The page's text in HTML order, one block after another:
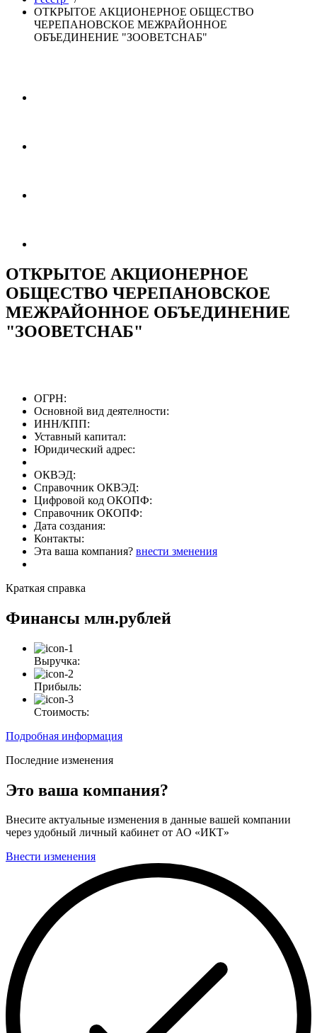
ОТКРЫТОЕ АКЦИОНЕРНОЕ ОБЩЕСТВО
ЧЕРЕПАНОВСКОЕ МЕЖРАЙОННОЕ
ОБЪЕДИНЕНИЕ "ЗООВЕТСНАБ"
ОТКРЫТОЕ АКЦИОНЕРНОЕ
ОБЩЕСТВО ЧЕРЕПАНОВСКОЕ
МЕЖРАЙОННОЕ ОБЪЕДИНЕНИЕ
"ЗООВЕТСНАБ"
ОГРН:
Основной вид деятелности:
ИНН/КПП:
Уставный капитал:
Юридический адрес:
ОКВЭД:
Справочник ОКВЭД:
Цифровой код ОКОПФ:
Справочник ОКОПФ:
Дата создания:
Контакты:
Эта ваша компания? внести зменения
Краткая справка
Финансы млн.рублей
Выручка:
Прибыль:
Стоимость:
Подробная информация
Последние изменения
Это ваша компания?
Внесите актуальные изменения в данные вашей компании
через удобный личный кабинет от АО «ИКТ»
Внести изменения